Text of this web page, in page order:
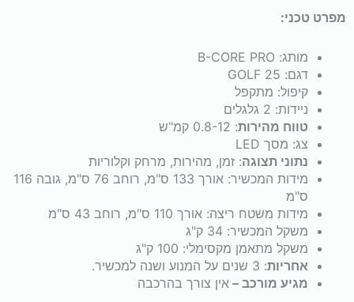
מפרט טכני:
מותג: B-CORE PRO
דגם: GOLF 25
קיפול: מתקפל
ניידות: 2 גלגלים
טווח מהירות: 0.8-12 קמ"ש
צג: מסך LED
נתוני תצוגה: זמן, מהירות, מרחק וקלוריות
מידות המכשיר: אורך 133 ס"מ, רוחב 76 ס"מ, גובה 116
ס"מ
מידות משטח ריצה: אורך 110 ס"מ, רוחב 43 ס"מ
משקל המכשיר: 34 ק"ג
משקל מתאמן מקסימלי: 100 ק"ג
אחריות: 3 שנים על המנוע ושנה למכשיר.
מגיע מורכב – אין צורך בהרכבה